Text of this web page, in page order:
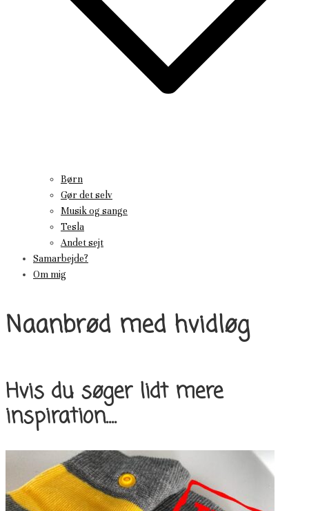
Børn
Gør det selv
Musik og sange
Tesla
Andet sejt
Samarbejde?
Om mig
Naanbrød med hvidløg
Hvis du søger lidt mere
inspiration....